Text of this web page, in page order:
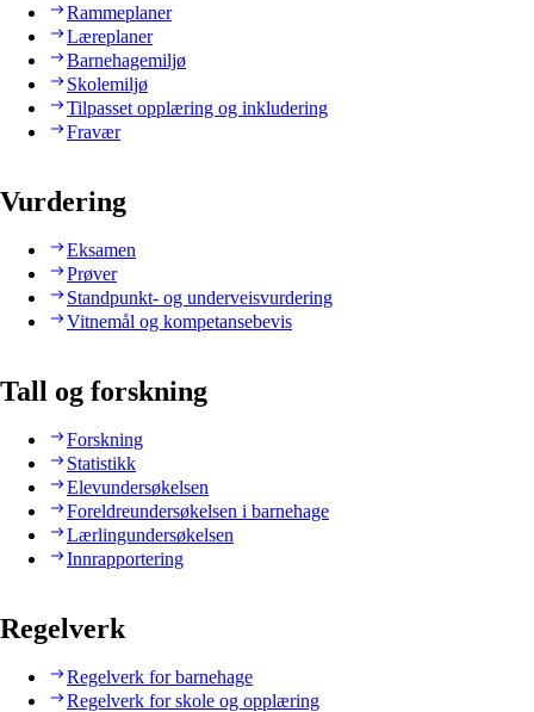
Rammeplaner
Læreplaner
Barnehagemiljø
Skolemiljø
Tilpasset opplæring og inkludering
Fravær
Vurdering
Eksamen
Prøver
Standpunkt- og underveisvurdering
Vitnemål og kompetansebevis
Tall og forskning
Forskning
Statistikk
Elevundersøkelsen
Foreldreundersøkelsen i barnehage
Lærlingundersøkelsen
Innrapportering
Regelverk
Regelverk for barnehage
Regelverk for skole og opplæring